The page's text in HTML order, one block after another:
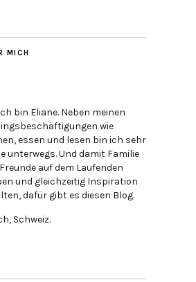
MICH
bin Eliane. Neben meinen
wie
essen und lesen bin ich sehr
unterwegs. Und damit Familie
auf dem Laufenden
und gleichzeitig Inspiration
dafür gibt es diesen Blog.
Schweiz.